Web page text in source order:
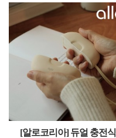
[알로코리아] 듀얼 충전식